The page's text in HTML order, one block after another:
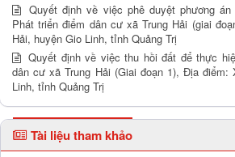
Quyết định về việc phê duyệt phương
Phát triển điểm dân cư xã Trung Hải (giai
Hải, huyện Gio Linh, tỉnh Quảng Trị
Quyết định về việc thu hồi đất để thực
dân cư xã Trung Hải (Giai đoạn 1), Địa điểm:
Linh, tỉnh Quảng Trị
Tài liệu tham khảo